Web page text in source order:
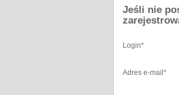
Jeśli nie
Login*
Adres e-mail *